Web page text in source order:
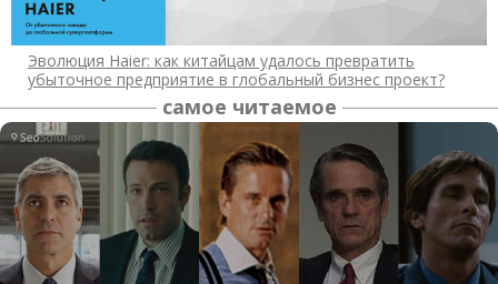
Эволюция Haier: как китайцам удалось превратить
убыточное предприятие в глобальный бизнес проект?
самое читаемое